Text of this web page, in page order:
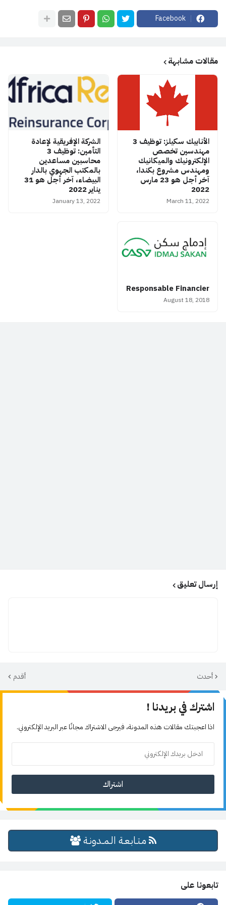
Facebook
مقالات مشابهة
الأنابيك سكيلز: توظيف 3
مهندسين تخصص
الإلكترونيك والميكانيك
ومهندس مشروع بكندا،
آخر أجل هو 23 مارس
2022
March 11, 2022
الشركة الإفريقية لإعادة
التأمين: توظيف 3
محاسبين مساعدين
بالمكتب الجهوي بالدار
البيضاء، آخر أجل هو 31
يناير 2022
January 13, 2022
Responsable Financier
August 18, 2018
إرسال تعليق
أحدث أقدم
اشترك في بريدنا !
اذا اعجبتك مقالات هذه المدونة، فيرجى الاشتراك مجانًا عبر البريد الإلكتروني.
مـتـابـعـة الـمــدونـة
تابعونا على